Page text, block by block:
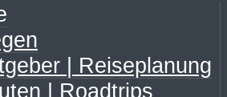
| Reiseplanung
| Roadtrips